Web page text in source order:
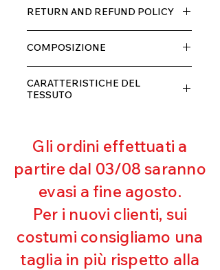
di elastane, molto comodo per chi lo
indossa grazia alla sua elastcità, in
doppio strato con fodera.
RETURN AND REFUND POLICY
entro 10 giorni dal ricevimento,
rimborseremo il cliente, escluse le
spese di spedizione, non appena
riceveremo la merce resa ed
COMPOSIZIONE
20% ELASTANE
CARATTERISTICHE DEL
TESSUTO
Resistente al pilling
Eccellente protezione dai raggi
UV
Ottima copertura
Ultra cloro resistente
Mantenimento della forma
Perfetta vestibilità
Asciugatura rapida
Bielastico
Gli ordini effettuati a
partire dal 03/08 saranno
evasi a fine agosto.
Per i nuovi clienti, sui
costumi consigliamo una
taglia in più rispetto alla